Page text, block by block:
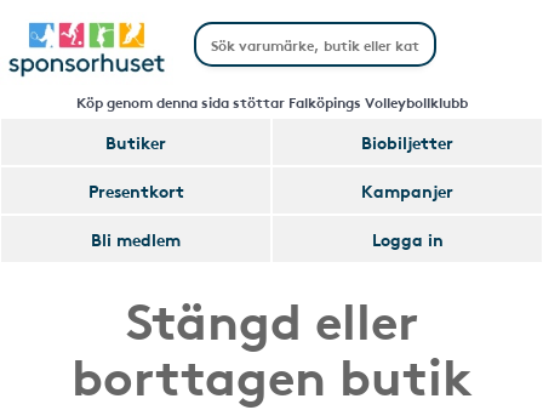
Köp genom denna sida stöttar Falköpings Volleybollklubb
Butiker
Biobiljetter
Presentkort
Kampanjer
Bli medlem
Logga in
Stängd eller
borttagen butik